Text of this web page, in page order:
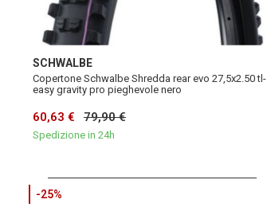
SCHWALBE
Copertone Schwalbe Shredda rear evo 27,5x2.50 tl-
easy gravity pro pieghevole nero
60,63 € 79,90 €
Spedizione in 24h
-25%